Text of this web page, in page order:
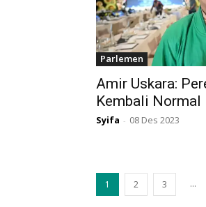
Parlemen
Amir Uskara:
Kembali Normal
Syifa - 08 Des 2023
1 2 3 ...